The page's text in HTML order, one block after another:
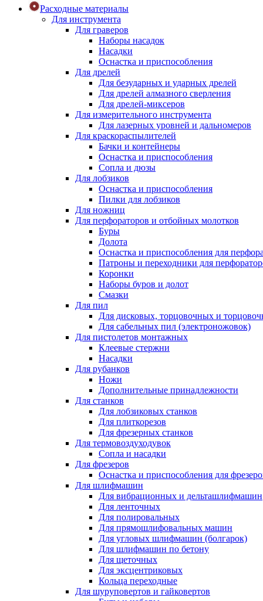
Расходные материалы
Для инструмента
Для граверов
Наборы насадок
Насадки
Оснастка и приспособления
Для дрелей
Для безударных и ударных дрелей
Для дрелей алмазного сверления
Для дрелей-миксеров
Для измерительного инструмента
Для лазерных уровней и дальномеров
Для краскораспылителей
Бачки и контейнеры
Оснастка и приспособления
Сопла и дюзы
Для лобзиков
Оснастка и приспособления
Пилки для лобзиков
Для ножниц
Для перфораторов и отбойных молотков
Буры
Долота
Оснастка и приспособления для
Патроны и переходники для
Коронки
Наборы буров и долот
Смазки
Для пил
Для дисковых, торцовочных и
Для сабельных пил (электроножовок)
Для пистолетов монтажных
Клеевые стержни
Насадки
Для рубанков
Ножи
Дополнительные принадлежности
Для станков
Для лобзиковых станков
Для плиткорезов
Для фрезерных станков
Для термовоздуходувок
Сопла и насадки
Для фрезеров
Оснастка и приспособления для
Для шлифмашин
Для вибрационных и дельташлифмашин
Для ленточных
Для полировальных
Для прямошлифовальных машин
Для угловых шлифмашин (болгарок)
Для шлифмашин по бетону
Для щеточных
Для эксцентриковых
Кольца переходные
Для шуруповертов и гайковертов